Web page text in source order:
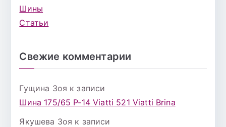
Шины
Статьи
Свежие комментарии
Гущина Зоя к записи
Шина 175/65 Р-14 Viatti 521 Viatti Brina
Якушева Зоя к записи